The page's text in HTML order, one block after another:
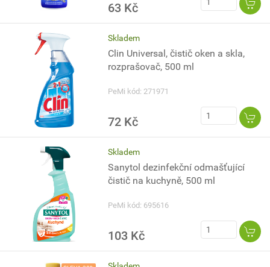
63 Kč
Skladem
Clin Universal, čistič oken a skla,
rozprašovač, 500 ml
PeMi kód: 271971
72 Kč
Skladem
Sanytol dezinfekční odmašťující
čistič na kuchyně, 500 ml
PeMi kód: 695616
103 Kč